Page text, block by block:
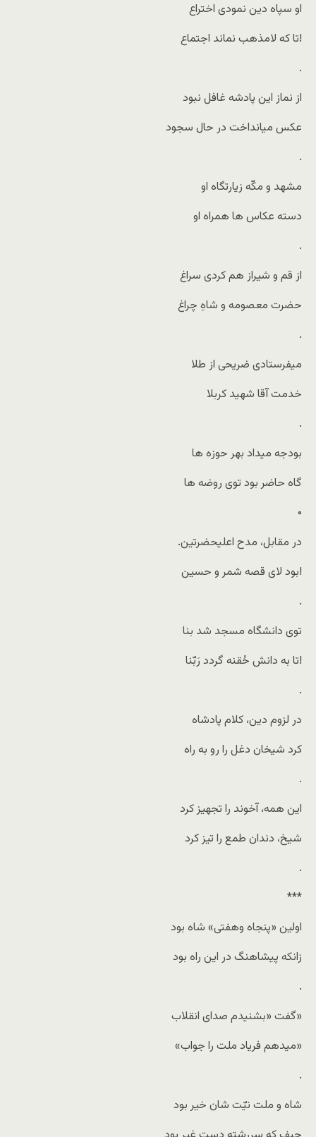
او سپاه دین نمودی اختراع
تا که لامذهب نماند اجتماع!
.
از نماز این پادشه غافل نبود
عکس میانداخت در حال سجود
.
مشهد و مکّه زیارتگاه او
دسته عکاس ها همراه او
.
از قم و شیراز هم کردی سراغ
حضرت معصومه و شاهِ چراغ
.
میفرستادی ضریحی از طلا
خدمت آقا شهید کربلا
.
بودجه میداد بهر حوزه ها
گاه حاضر بود توی روضه ها
۰
.در مقابل، مدح اعلیحضرتین
بود لای قصه شمر و حسین!
.
توی دانشگاه مسجد شد بنا
تا به دانش حُقنه گردد رَبّنا!
.
در لزوم دین، کلام پادشاه
کرد شیخان دغل را رو به راه
.
این همه، آخوند را تجهیز کرد
شیخ، دندان طمع را تیز کرد
.
***
اولین «پنجاه وهفتی» شاه بود
زانکه پیشاهنگ در این راه بود
.
گفت «بشنیدم صدای انقلاب»
«میدهم فریاد ملت را جواب»
.
شاه و ملت نیّت شان خیر بود